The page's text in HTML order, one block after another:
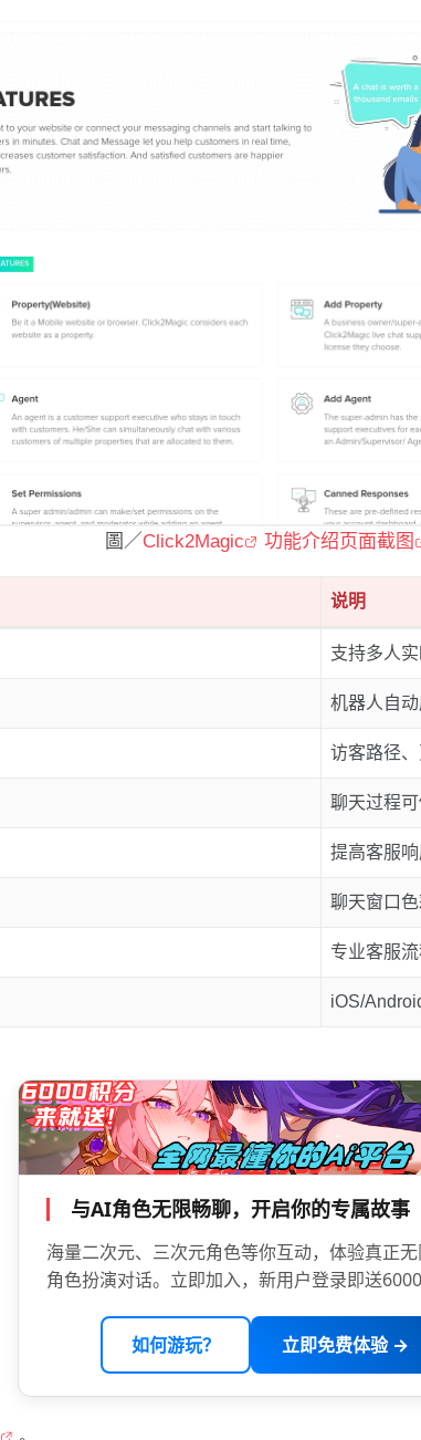
圖／Click2Magic 功能介绍页面截图
说明
支持多人
机器人自
访客路径
聊天过程
提高客服
聊天窗口
专业客服
iOS/
与AI角色无限畅聊，开启你的专属故事
海量二次元、三次元角色等你互动，体验真正
角色扮演对话。立即加入，新用户登录即送6000
如何游玩？ 立即免费体验 →